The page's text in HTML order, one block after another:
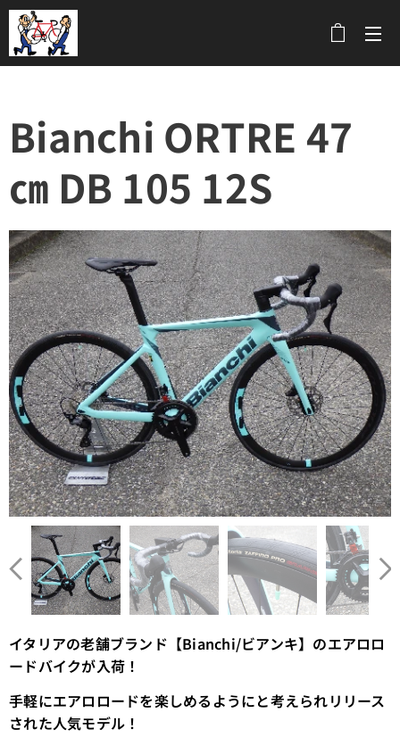
Bianchi ORTRE 47
㎝ DB 105 12S
イタリアの老舗ブランド【Bianchi/ビアンキ】のエアロロ
ードバイクが入荷！
手軽にエアロロードを楽しめるようにと考えられリリース
された人気モデル！